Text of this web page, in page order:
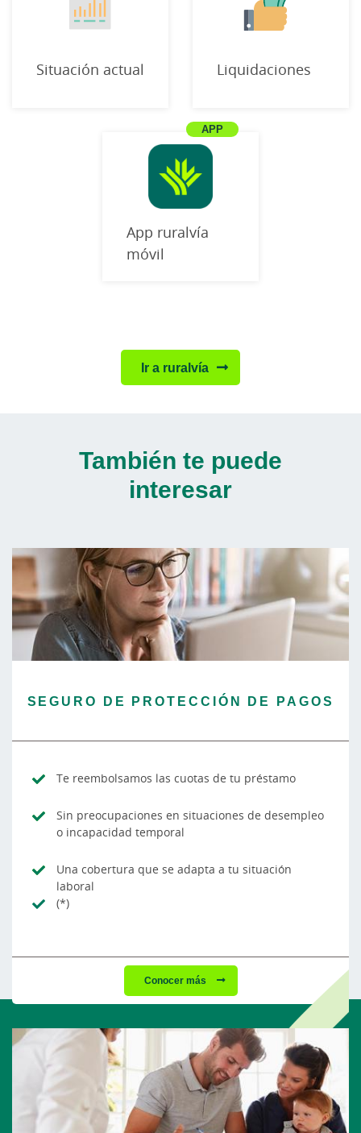
Situación actual Liquidaciones
App ruralvía
móvil
Ir a ruralvía
También te puede
interesar
SEGURO DE PROTECCIÓN DE PAGOS
Te reembolsamos las cuotas de tu préstamo
Sin preocupaciones en situaciones de desempleo
o incapacidad temporal
Una cobertura que se adapta a tu situación
laboral
(*)
Conocer más